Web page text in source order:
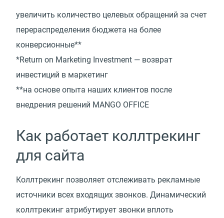
увеличить количество целевых обращений за счет
перераспределения бюджета на более
конверсионные**
*Return on Marketing Investment — возврат
инвестиций в маркетинг
**на основе опыта наших клиентов после
внедрения решений MANGO OFFICE
Как работает коллтрекинг
для сайта
Коллтрекинг позволяет отслеживать рекламные
источники всех входящих звонков. Динамический
коллтрекинг атрибутирует звонки вплоть